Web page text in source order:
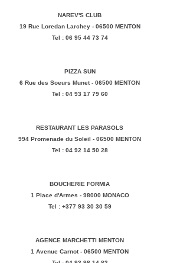
NAREV'S CLUB
19 Rue Loredan Larchey - 06500 MENTON
Tel : 06 95 44 73 74
PIZZA SUN
6 Rue des Soeurs Munet - 06500 MENTON
Tel : 04 93 17 79 60
RESTAURANT LES PARASOLS
994 Promenade du Soleil - 06500 MENTON
Tel : 04 92 14 50 28
BOUCHERIE FORMIA
1 Place d'Armes - 98000 MONACO
Tel : +377 93 30 30 59
AGENCE MARCHETTI MENTON
1 Avenue Carnot - 06500 MENTON